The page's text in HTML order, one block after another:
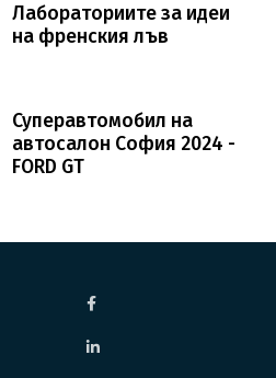
Лабораториите за идеи
на френския лъв
Суперавтомобил на
автосалон София 2024 -
FORD GT